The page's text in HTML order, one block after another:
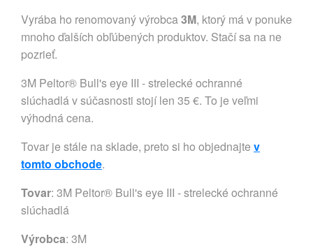
Vyrába ho renomovaný výrobca3M, ktorý má v ponuke
mnoho ďalších obľúbených produktov. Stačí sa na ne
pozrieť.
3M Peltor® Bull's eye III - strelecké ochranné
slúchadlá v súčasnosti stojí len 35 €. To je veľmi
výhodná cena.
Tovar je stále na sklade, preto si ho objednajte v
tomto obchode.
Tovar: 3M Peltor® Bull's eye III - strelecké ochranné
slúchadlá
Výrobca: 3M